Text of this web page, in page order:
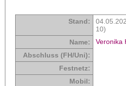
Stand:
10)
Name:
Veronika
Abschluss (FH/Uni):
Festnetz:
Mobil: